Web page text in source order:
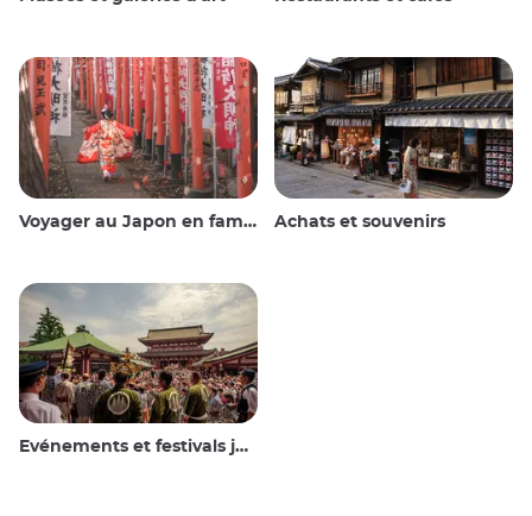
Voyager au Japon en famille Achats et souvenirs
Evénements et festivals japonais